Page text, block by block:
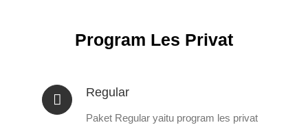
Program Les Privat
Regular
Paket Regular yaitu program les privat